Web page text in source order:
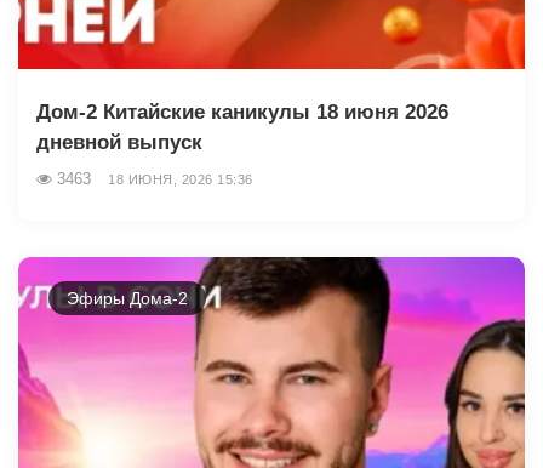
Дом-2 Китайские каникулы 18 июня 2026
дневной выпуск
3463 18 ИЮНЯ, 2026 15:36
Эфиры Дома-2